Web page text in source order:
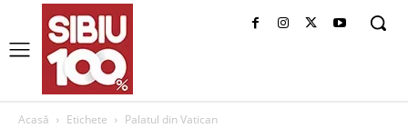
Acasă Etichete Palatul din Vatican